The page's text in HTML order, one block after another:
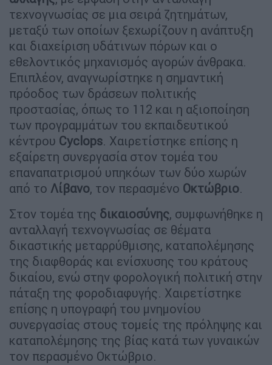
τεχνογνωσίας σε μια σειρά ζητημάτων,
μεταξύ των οποίων ξεχωρίζουν η ανάπτυξη
και διαχείριση υδάτινων πόρων και ο
εθελοντικός μηχανισμός αγορών άνθρακα.
Επιπλέον, αναγνωρίστηκε η σημαντική
πρόοδος των δράσεων πολιτικής
προστασίας, όπως το 112 και η αξιοποίηση
των προγραμμάτων του εκπαιδευτικού
κέντρου Cyclops. Χαιρετίστηκε επίσης η
εξαίρετη συνεργασία στον τομέα του
επαναπατρισμού υπηκόων των δύο χωρών
από το Λίβανο, τον περασμένο Οκτώβριο.
Στον τομέα της δικαιοσύνης, συμφωνήθηκε η
ανταλλαγή τεχνογνωσίας σε θέματα
δικαστικής μεταρρύθμισης, καταπολέμησης
της διαφθοράς και ενίσχυσης του κράτους
δικαίου, ενώ στην φορολογική πολιτική στην
πάταξη της φοροδιαφυγής. Χαιρετίστηκε
επίσης η υπογραφή του μνημονίου
συνεργασίας στους τομείς της πρόληψης και
καταπολέμησης της βίας κατά των γυναικών
τον περασμένο Οκτώβριο.